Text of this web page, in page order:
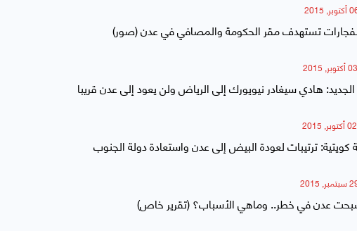
تستهدف مقر الحكومة والمصافي في عدن (صور)
الجديد: هادي سيغادر نيويورك إلى الرياض ولن يعود إلى عدن قريبا
ترتيبات لعودة البيض إلى عدن واستعادة دولة الجنوب
عدن في خطر.. وماهي الأسباب؟ (تقرير خاص)